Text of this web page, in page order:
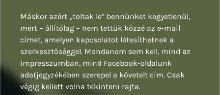
Máskor azért „toltak le” bennünket kegyetlenül,
mert – állítólag – nem tettük közzé az e-mail
címet, amelyen kapcsolatot létesíthetnek a
szerkesztőséggel. Mondanom sem kell, mind az
impresszumban, mind Facebook-oldalunk
adatjegyzékében szerepel a követelt cím. Csak
végig kellett volna tekinteni rajta.